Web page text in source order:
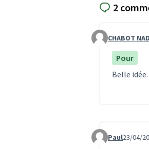
2
Commentaire
CHABOT
Pour
Belle idée.
Commentaire
Paul23/04/